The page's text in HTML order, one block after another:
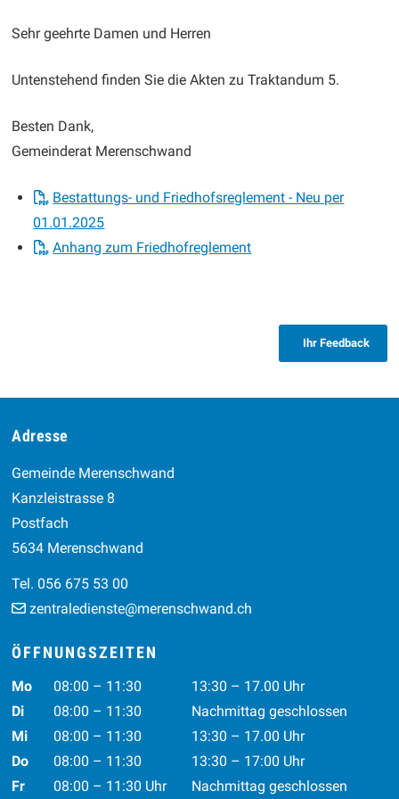
Sehr geehrte Damen und Herren
Untenstehend finden Sie die Akten zu Traktandum 5.
Besten Dank,
Gemeinderat Merenschwand
Bestattungs- und Friedhofsreglement - Neu per
01.01.2025
Anhang zum Friedhofreglement
Ihr Feedback
Footer
Adresse
Gemeinde Merenschwand
Kanzleistrasse 8
Postfach
5634 Merenschwand
Tel. 056 675 53 00
zentraledienste@merenschwand.ch
ÖFFNUNGSZEITEN
Wochentag Vormittag Nachmittag
Mo 08:00 – 11:30
13:30 – 17.00 Uhr
Di
08:00 – 11:30
Nachmittag geschlossen
Mi
08:00 – 11:30
13:30 – 17.00 Uhr
Do
08:00 – 11:30
13:30 – 17:00 Uhr
Fr
08:00 – 11:30 Uhr Nachmittag geschlossen